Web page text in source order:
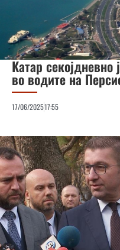
Катар секојдневно
во водите на
17/06/202517:55